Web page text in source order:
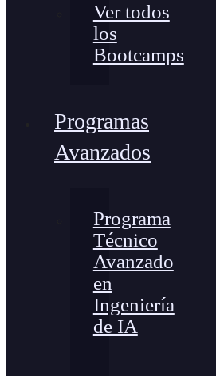
Ver todos
los
Bootcamps
Programas
Avanzados
Programa
Técnico
Avanzado
en
Ingeniería
de IA